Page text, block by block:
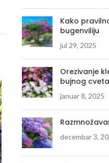
Kako
bugenviliju
jul 29, 2025
Orezivanje
bujnog
januar 8, 2025
decembar 3,